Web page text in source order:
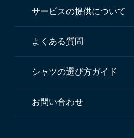
サービスの提供について
よくある質問
シャツの選び方ガイド
お問い合わせ